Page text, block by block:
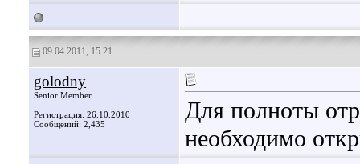
09.04.2011, 15:21
golodny
Senior Member
Регистрация: 26.10.2010
Сообщений: 2,435
Для полноты
необходимо